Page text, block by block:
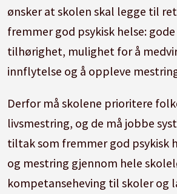
ønsker at skolen skal legge til
fremmer god psykisk helse:
tilhørighet, mulighet for å
innflytelse og å oppleve
Derfor må skolene prioritere
livsmestring, og de må jobbe
tiltak som fremmer god psykisk
og mestring gjennom hele
kompetanseheving til skoler og